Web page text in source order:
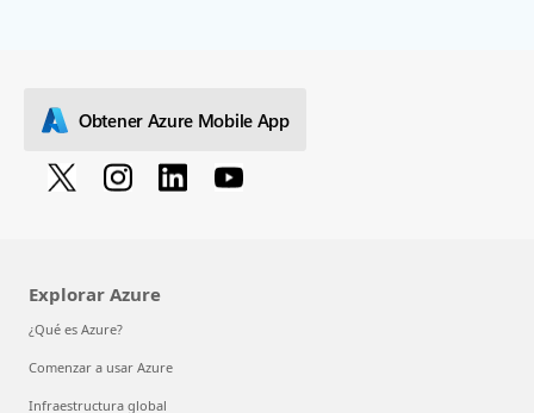
Obtener Azure Mobile App
Explorar Azure
¿Qué es Azure?
Comenzar a usar Azure
Infraestructura global